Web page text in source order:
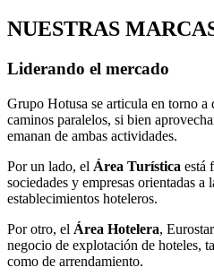
NUESTRAS
Liderando el mercado
Grupo Hotusa se articula en torno a
caminos paralelos, si bien
emanan de ambas actividades.
Por un lado, el Área Turística está
sociedades y empresas orientadas a
establecimientos hoteleros.
Por otro, el Área Hotelera,
negocio de explotación de hoteles,
como de arrendamiento.